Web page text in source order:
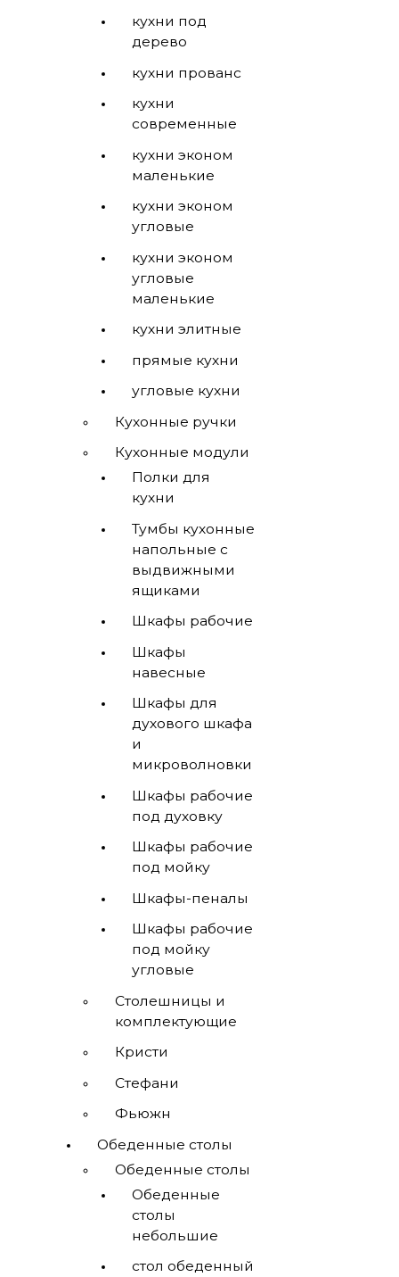
кухни под
дерево
кухни прованс
кухни
современные
кухни эконом
маленькие
кухни эконом
угловые
кухни эконом
угловые
маленькие
кухни элитные
прямые кухни
угловые кухни
Кухонные ручки
Кухонные модули
Полки для
кухни
Тумбы кухонные
напольные с
выдвижными
ящиками
Шкафы рабочие
Шкафы
навесные
Шкафы для
духового шкафа
и
микроволновки
Шкафы рабочие
под духовку
Шкафы рабочие
под мойку
Шкафы-пеналы
Шкафы рабочие
под мойку
угловые
Столешницы и
комплектующие
Кристи
Стефани
Фьюжн
Обеденные столы
Обеденные столы
Обеденные
столы
небольшие
стол обеденный